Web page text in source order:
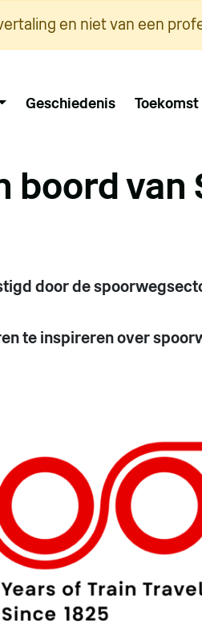
en niet van een
Geschiedenis Toekomst
boord van
door de
te inspireren over